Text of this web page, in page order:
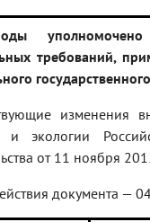
требований,
и экологии
от 11 ноября
документа —